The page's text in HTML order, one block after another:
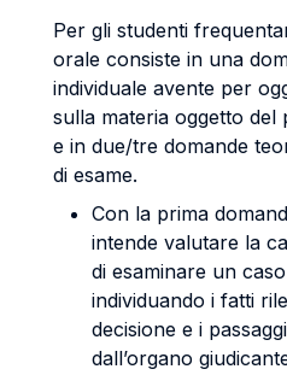
Per gli studenti
orale consiste in una
individuale avente per
sulla materia oggetto
e in due/tre domande
di esame.
Con la prima
intende valutare la
di esaminare un
individuando i fatti
decisione e i
dall’organo